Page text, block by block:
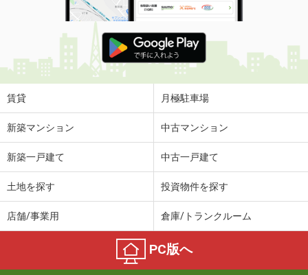
賃貸 月極駐車場
新築マンション 中古マンション
新築一戸建て 中古一戸建て
土地を探す 投資物件を探す
店舗/事業用 倉庫/トランクルーム
PC版へ